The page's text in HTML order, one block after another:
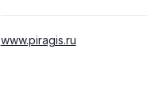
www.piragis.ru